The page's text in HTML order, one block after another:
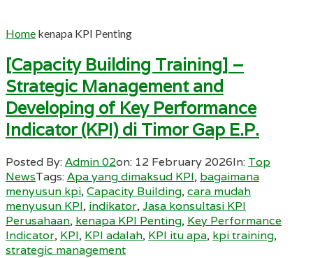
Home kenapa KPI Penting
[Capacity Building Training] –
Strategic Management and
Developing of Key Performance
Indicator (KPI) di Timor Gap E.P.
Posted By:Admin 02on: 12 February 2026In: Top
NewsTags:Apa yang dimaksud KPI, bagaimana
menyusun kpi,Capacity Building,cara mudah
menyusun KPI, indikator,Jasa konsultasi KPI
Perusahaan, kenapa KPI Penting, Key Performance
Indicator, KPI, KPI adalah, KPI itu apa, kpi training,
strategic management